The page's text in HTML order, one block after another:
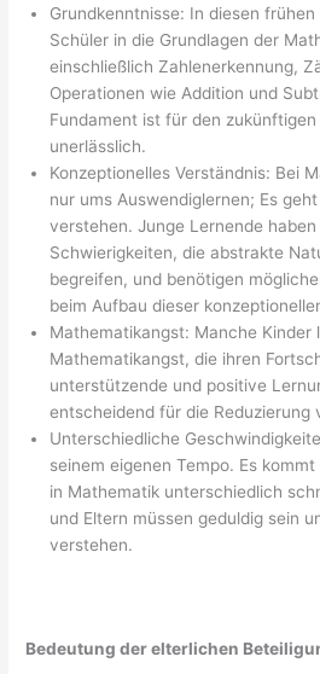
Grundkenntnisse: In diesen
Schüler in die Grundlagen der
einschließlich Zahlenerkennung,
Operationen wie Addition und
Fundament ist für den
unerlässlich.
Konzeptionelles Verständnis: Bei
nur ums Auswendiglernen; Es
verstehen. Junge Lernende
Schwierigkeiten, die abstrakte
begreifen, und benötigen
beim Aufbau dieser
Mathematikangst: Manche Kinder
Mathematikangst, die ihren
unterstützende und positive
entscheidend für die Reduzierung
Unterschiedliche
seinem eigenen Tempo. Es
in Mathematik unterschiedlich
und Eltern müssen geduldig sein
verstehen.
Bedeutung der elterlichen